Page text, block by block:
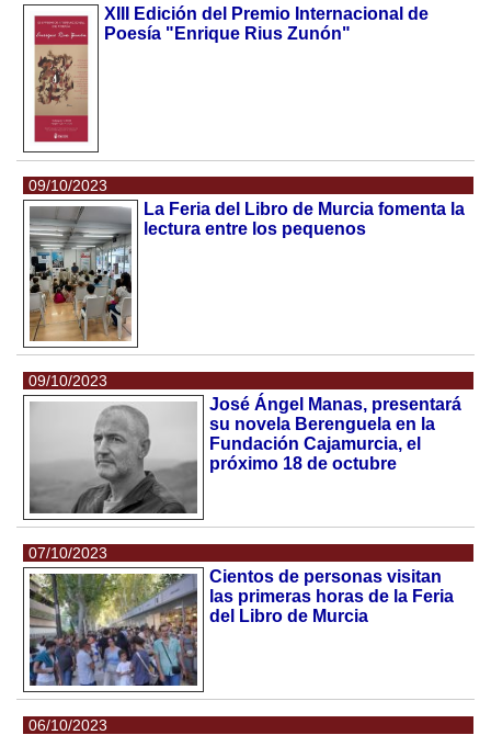
XIII Edición del Premio Internacional de
Poesía "Enrique Rius Zunón"
09/10/2023
La Feria del Libro de Murcia fomenta la
lectura entre los pequenos
09/10/2023
José Ángel Manas, presentará
su novela Berenguela en la
Fundación Cajamurcia, el
próximo 18 de octubre
07/10/2023
Cientos de personas visitan
las primeras horas de la Feria
del Libro de Murcia
06/10/2023